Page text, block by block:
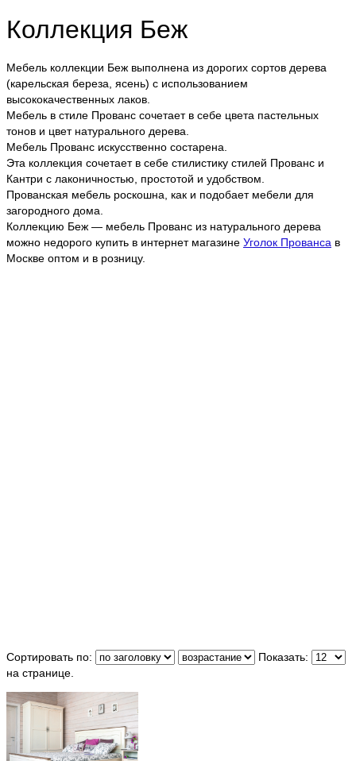
Коллекция Беж
Мебель коллекции Беж выполнена из дорогих сортов дерева
(карельская береза, ясень) с использованием
высококачественных лаков.
Мебель в стиле Прованс сочетает в себе цвета пастельных
тонов и цвет натурального дерева.
Мебель Прованс искусственно состарена.
Эта коллекция сочетает в себе стилистику стилей Прованс и
Кантри с лаконичностью, простотой и удобством.
Прованская мебель роскошна, как и подобает мебели для
загородного дома.
Коллекцию Беж — мебель Прованс из натурального дерева
можно недорого купить в интернет магазине Уголок Прованса в
Москве оптом и в розницу.
Сортировать по:
Показать:
на странице.